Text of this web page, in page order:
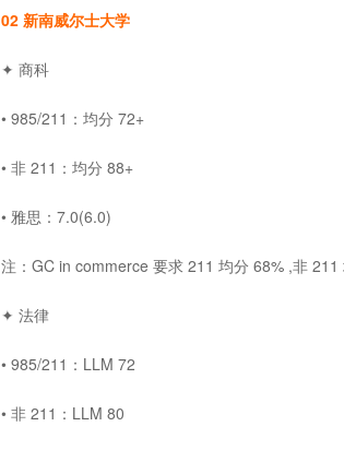
02 新南威尔士大学
✦ 商科
• 985/211：均分 72+
• 非 211：均分 88+
• 雅思：7.0(6.0)
注：GC in commerce 要求 211 均分 68% ,非
✦ 法律
• 985/211：LLM 72
• 非 211：LLM 80